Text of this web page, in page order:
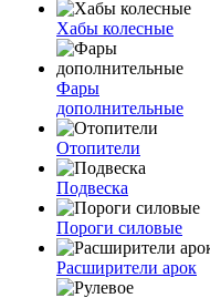
Хабы колесные
Фары
дополнительные
Отопители
Подвеска
Пороги силовые
Расширители арок